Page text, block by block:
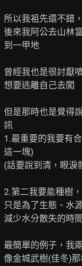
所以我袓先還不錯
後來我阿公去山林
到一甲地
曾經我也是很討厭
想要逃離自己去闖
但是那時也是覺得
訊
1.最重要的我要有
這一塊)
(話要說到清，眼淚
2.第二我要能種樹
只是為了生態、水
減少水分散失的時
最簡單的例子，我
像金城武樹(佳冬)